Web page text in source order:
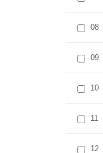
08
09
10
11
12